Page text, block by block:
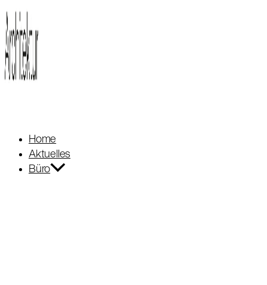
Home
Aktuelles
Büro